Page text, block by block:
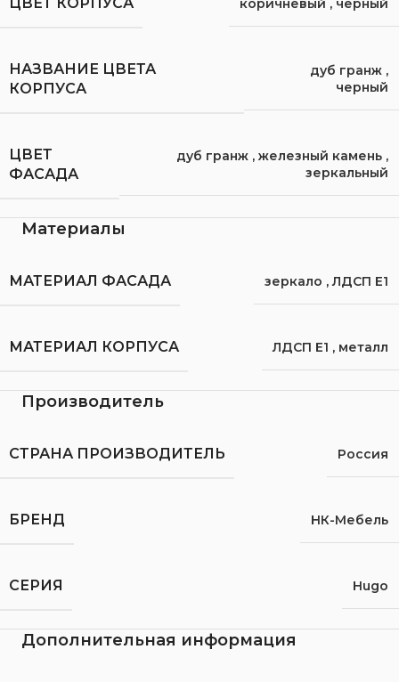
коричневый , черный
НАЗВАНИЕ ЦВЕТА
КОРПУСА
дуб гранж ,
черный
ЦВЕТ
ФАСАДА
дуб гранж , железный камень ,
зеркальный
Материалы
МАТЕРИАЛ ФАСАДА зеркало ,ЛДСП Е1
МАТЕРИАЛ КОРПУСА ЛДСП Е1 , металл
Производитель
СТРАНА ПРОИЗВОДИТЕЛЬ Россия
БРЕНД НК-Мебель
СЕРИЯ Hugo
Дополнительная информация